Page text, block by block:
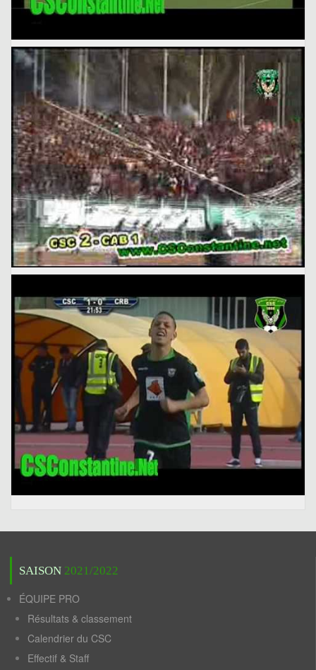
SAISON 2021/2022
ÉQUIPE PRO
Résultats & classement
Calendrier du CSC
Effectif & Staff